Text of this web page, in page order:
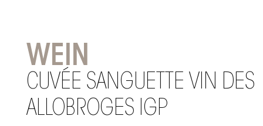
WEIN
CUVÉE SANGUETTE VIN DES
ALLOBROGES IGP